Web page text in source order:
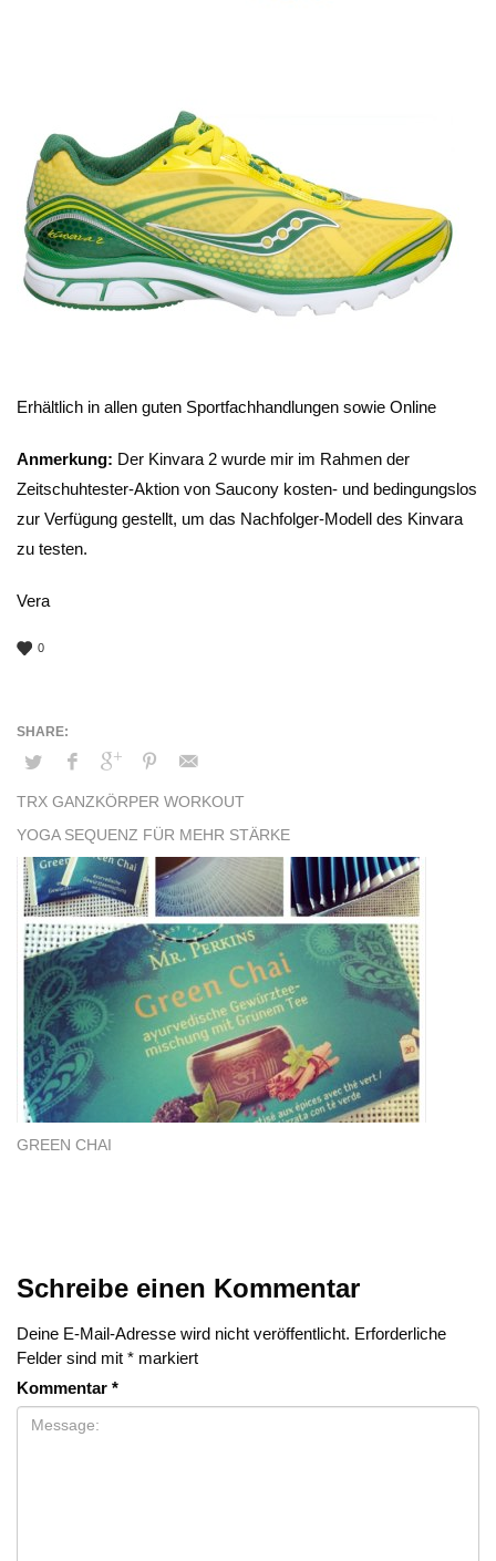
Erhältlich in allen guten Sportfachhandlungen sowie Online
Anmerkung: Der Kinvara 2 wurde mir im Rahmen der
Zeitschuhtester-Aktion von Saucony kosten- und bedingungslos
zur Verfügung gestellt, um das Nachfolger-Modell des Kinvara
zu testen.
Vera
0
TRX GANZKÖRPER WORKOUT
YOGA SEQUENZ FÜR MEHR STÄRKE
GREEN CHAI
Schreibe einen Kommentar
Deine E-Mail-Adresse wird nicht veröffentlicht. Erforderliche
Felder sind mit * markiert
Kommentar *